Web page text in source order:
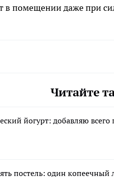
в помещении даже при
Читайте
йогурт: добавляю
постель: один